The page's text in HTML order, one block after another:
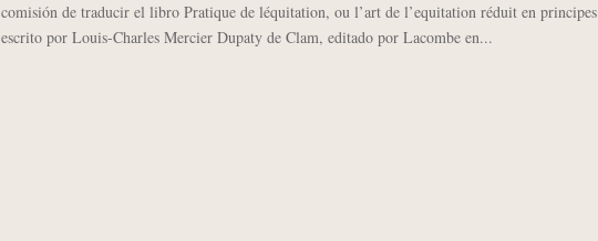
comisión de traducir el libro Pratique de léquitation, ou l’art de l’equitation réduit en principes
escrito por Louis-Charles Mercier Dupaty de Clam, editado por Lacombe en...